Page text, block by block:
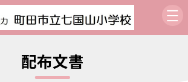
配布文書